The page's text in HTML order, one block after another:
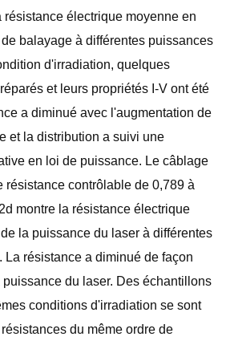
résistance électrique moyenne en
balayage à différentes puissances
d'irradiation, quelques
et leurs propriétés I-V ont été
a diminué avec l'augmentation de
et la distribution a suivi une
en loi de puissance. Le câblage
résistance contrôlable de 0,789 à
montre la résistance électrique
la puissance du laser à différentes
La résistance a diminué de façon
du laser. Des échantillons
conditions d'irradiation se sont
du même ordre de